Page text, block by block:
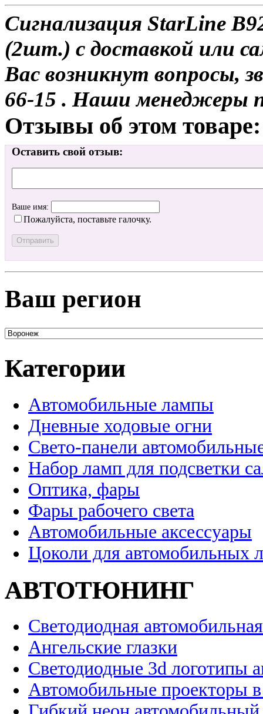
Сигнализация StarLine
(2шт.) с доставкой или
Вас возникнут вопросы,
66-15 . Наши менеджеры
Отзывы об этом товаре:
Оставить свой отзыв:
Ваше имя:
Пожалуйста, поставьте галочку.
Ваш регион
Категории
Автомобильные лампы
Дневные ходовые огни
Свето-панели
Набор ламп для подсветки
Оптика, фары
Фары рабочего света
Автомобильные аксессуары
Цоколи для автомобильных
АВТОТЮНИНГ
Светодиодная
Ангельские глазки
Светодиодные 3d логотипы
Автомобильные проекторы